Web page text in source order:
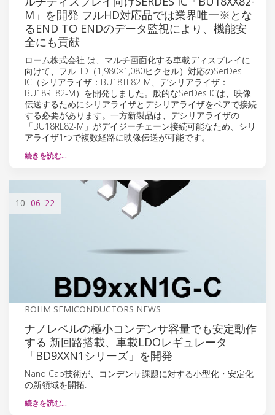
M」を開発 フルHD対応品では業界唯一※とな
るEND TO ENDのデータ監視により、機能安
全にも貢献
ローム株式会社 は、マルチ画面化する車載ディスプレイに
向けて、フルHD（1,980×1,080ピクセル）対応のSerDes
IC（シリアライザ：BU18TL82-M、デシリアライザ：
BU18RL82-M）を開発しました。般的なSerDes ICは、映像
伝送するためにシリアライザとデシリアライザをペアで接続
する必要があります。一方新製品は、デシリアライザの
「BU18RL82-M」がデイジーチェーン接続可能なため、シリ
アライザ1つで複数経路に映像伝送が可能です。
続きを読む…
10 06 '22
ROHM SEMICONDUCTORS NEWS
ナノレベルの極小コンデンサ容量でも安定動作
する 新回路搭載、車載LDOレギュレータ
「BD9XXN1シリーズ」を開発
Nano Cap技術が、コンデンサ課題に対する小型化・安定化
の新領域を開拓.
続きを読む…